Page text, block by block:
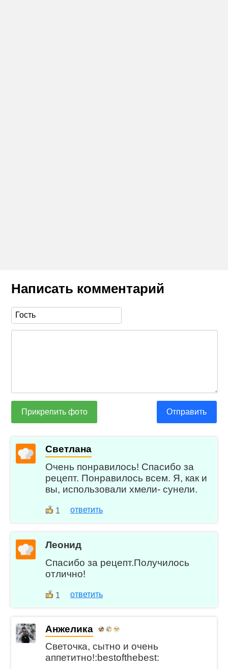
Написать комментарий
Прикрепить фото Отправить
Светлана
Очень понравилось! Спасибо за
рецепт. Понравилось всем. Я, как и
вы, использовали хмели- сунели.
1 ответить
Леонид
Спасибо за рецепт.Получилось
отлично!
1 ответить
Анжелика
Светочка, сытно и очень
аппетитно!:bestofthebest: